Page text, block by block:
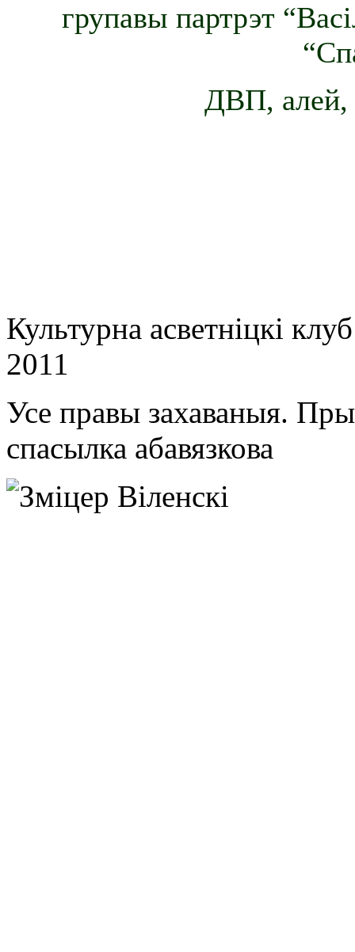
групавы партрэт
ДВП, алей,
Культурна асветнiцкi
2011
Усе правы захаваныя.
спасылка абавязкова